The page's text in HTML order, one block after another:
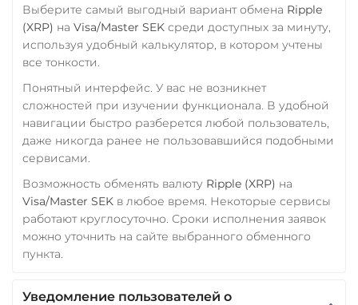
Yearn.finance (YFI)
Zcash (ZEC)
Выберите самый выгодный вариант обмена Ripple
(XRP) на Visa/Master SEK среди доступных за минуту,
используя удобный калькулятор, в котором учтены
все тонкости.
Понятный интерфейс. У вас не возникнет
сложностей при изучении функционала. В удобной
навигации быстро разберется любой пользователь,
даже никогда ранее не пользовавшийся подобными
сервисами.
Возможность обменять валюту Ripple (XRP) на
Visa/Master SEK в любое время. Некоторые сервисы
работают круглосуточно. Сроки исполнения заявок
можно уточнить на сайте выбранного обменного
пункта.
Уведомление пользователей о